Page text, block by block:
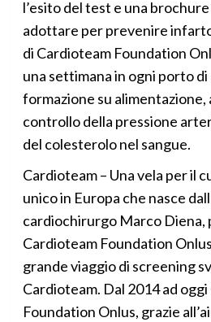
l’esito del test e una
adottare per prevenire
di Cardioteam Foundation
una settimana in ogni porto
formazione su
controllo della pressione
del colesterolo nel sangue.
Cardioteam – Una vela per il
unico in Europa che nasce
cardiochirurgo Marco Diena,
Cardioteam Foundation
grande viaggio di screening
Cardioteam. Dal 2014 ad
Foundation Onlus, grazie